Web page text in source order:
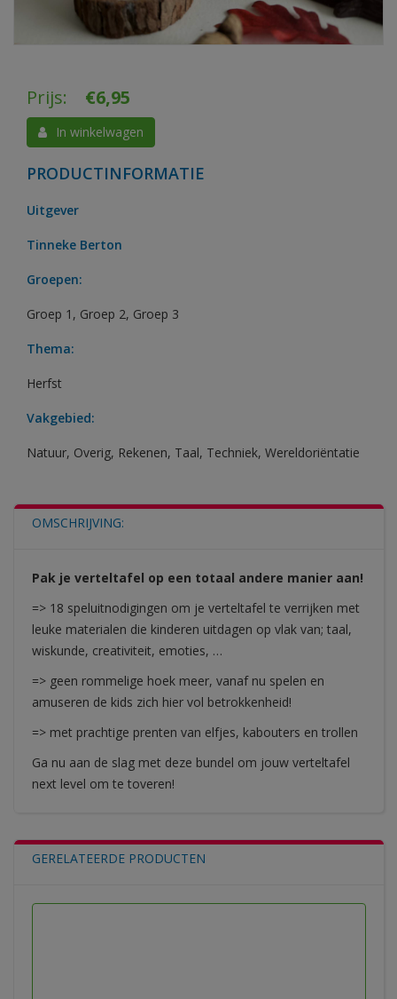
Prijs: €6,95
In winkelwagen
PRODUCTINFORMATIE
Uitgever
Tinneke Berton
Groepen:
Groep 1 , Groep 2, Groep 3
Thema:
Herfst
Vakgebied:
Natuur, Overig, Rekenen, Taal, Techniek, Wereldoriëntatie
OMSCHRIJVING:
Pak je verteltafel op een totaal andere manier aan!
=> 18 speluitnodigingen om je verteltafel te verrijken met
leuke materialen die kinderen uitdagen op vlak van; taal,
wiskunde, creativiteit, emoties, …
=> geen rommelige hoek meer, vanaf nu spelen en
amuseren de kids zich hier vol betrokkenheid!
=> met prachtige prenten van elfjes, kabouters en trollen
Ga nu aan de slag met deze bundel om jouw verteltafel
next level om te toveren!
GERELATEERDE PRODUCTEN